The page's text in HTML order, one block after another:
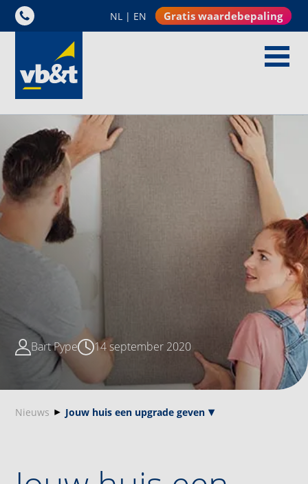
NL | EN Gratis waardebepaling
Bart Pype 14 september 2020
Nieuws Jouw huis een upgrade geven